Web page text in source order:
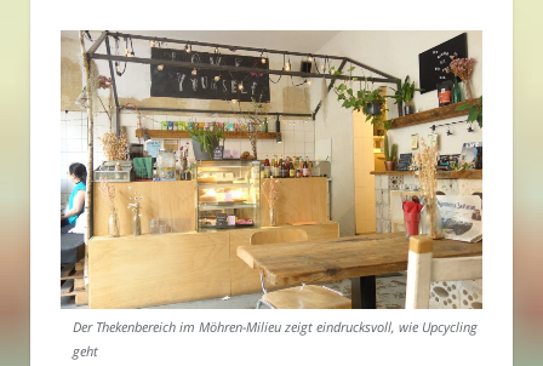
Der Thekenbereich im Möhren-Milieu zeigt eindrucksvoll, wie Upcycling
geht